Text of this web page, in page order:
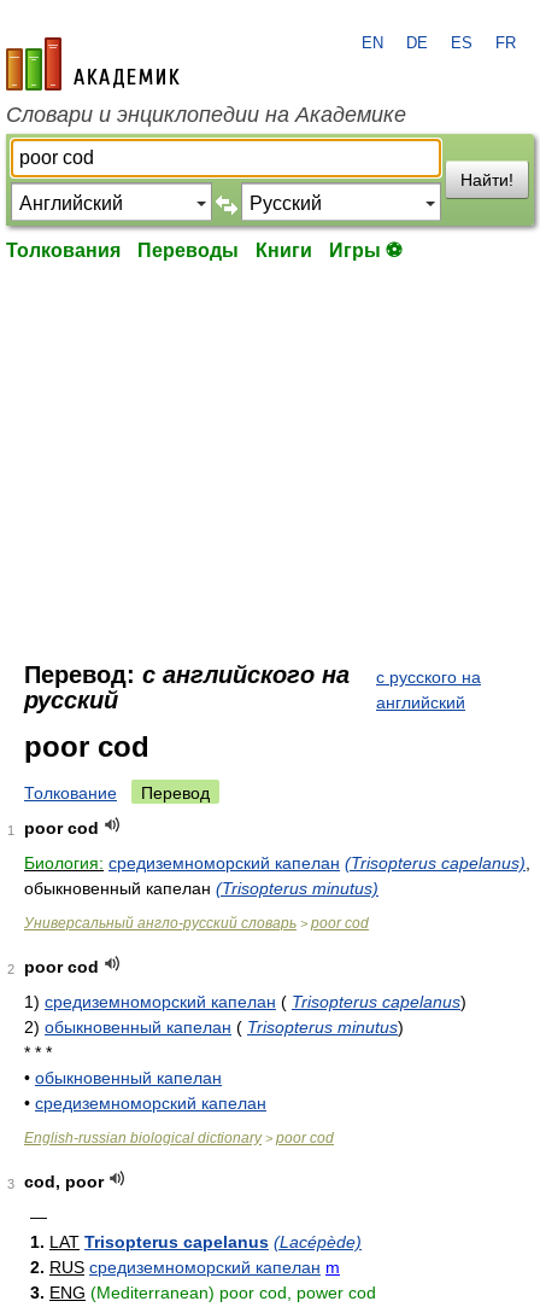
academic.ru
EN DE ES FR
Словари и энциклопедии на Академике
Найти!
Толкования Переводы Книги Игры ⚽
Перевод: с английского на
русский
с русского на
английский
poor cod
Толкование Перевод
1
poor cod
Биология: средиземноморский капелан (Trisopterus capelanus)
обыкновенный капелан (Trisopterus minutus)
Универсальный англо-русский словарь > poor cod
2
poor cod
1) средиземноморский капелан ( Trisopterus capelanus)
2) обыкновенный капелан ( Trisopterus minutus)
* * *
• обыкновенный капелан
• средиземноморский капелан
English-russian biological dictionary> poor cod
3
cod, poor
—
1. LAT Trisopterus capelanus (Lacépède)
2. RUS средиземноморский капелан m
3. ENG (Mediterranean) poor cod, power cod